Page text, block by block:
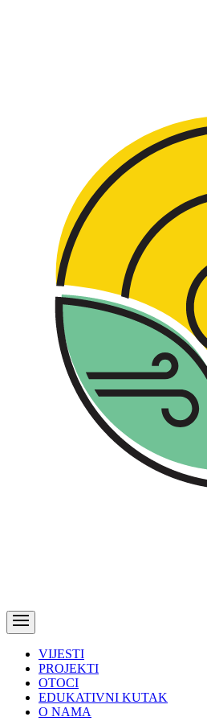
VIJESTI
PROJEKTI
OTOCI
EDUKATIVNI KUTAK
O NAMA